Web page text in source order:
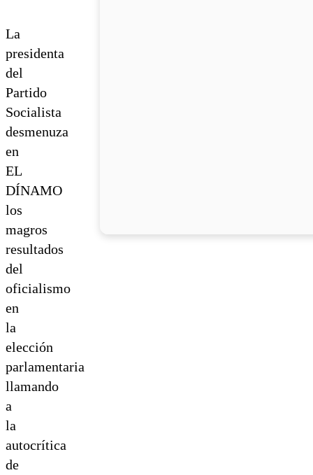
La
presidenta
del
Partido
Socialista
desmenuza
en
EL
DÍNAMO
los
magros
resultados
del
oficialismo
en
la
elección
parlamentaria
llamando
a
la
autocrítica
de